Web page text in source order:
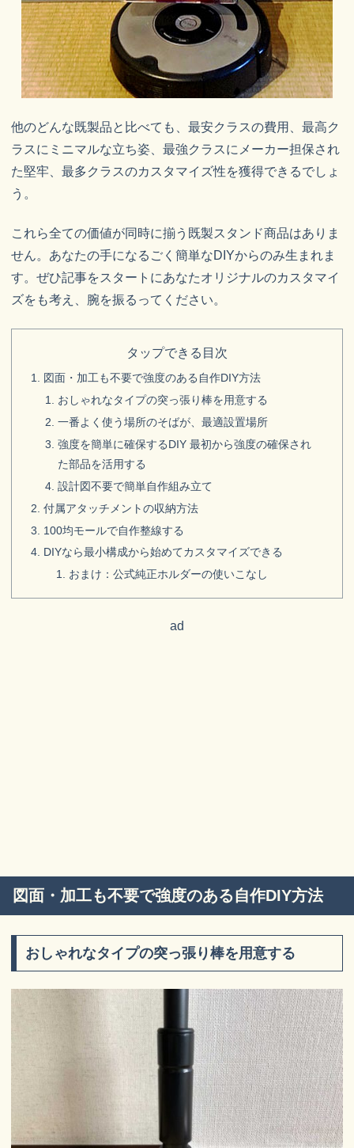
他のどんな既製品と比べても、最安クラスの費用、最高ク
ラスにミニマルな立ち姿、最強クラスにメーカー担保され
た堅牢、最多クラスのカスタマイズ性を獲得できるでしょ
う。
これら全ての価値が同時に揃う既製スタンド商品はありま
せん。あなたの手になるごく簡単なDIYからのみ生まれま
す。ぜひ記事をスタートにあなたオリジナルのカスタマイ
ズをも考え、腕を振るってください。
タップできる目次
図面・加工も不要で強度のある自作DIY方法
おしゃれなタイプの突っ張り棒を用意する
一番よく使う場所のそばが、最適設置場所
強度を簡単に確保するDIY 最初から強度の確保され
た部品を活用する
設計図不要で簡単自作組み立て
付属アタッチメントの収納方法
100均モールで自作整線する
DIYなら最小構成から始めてカスタマイズできる
おまけ：公式純正ホルダーの使いこなし
ad
図面・加工も不要で強度のある自作DIY方法
おしゃれなタイプの突っ張り棒を用意する